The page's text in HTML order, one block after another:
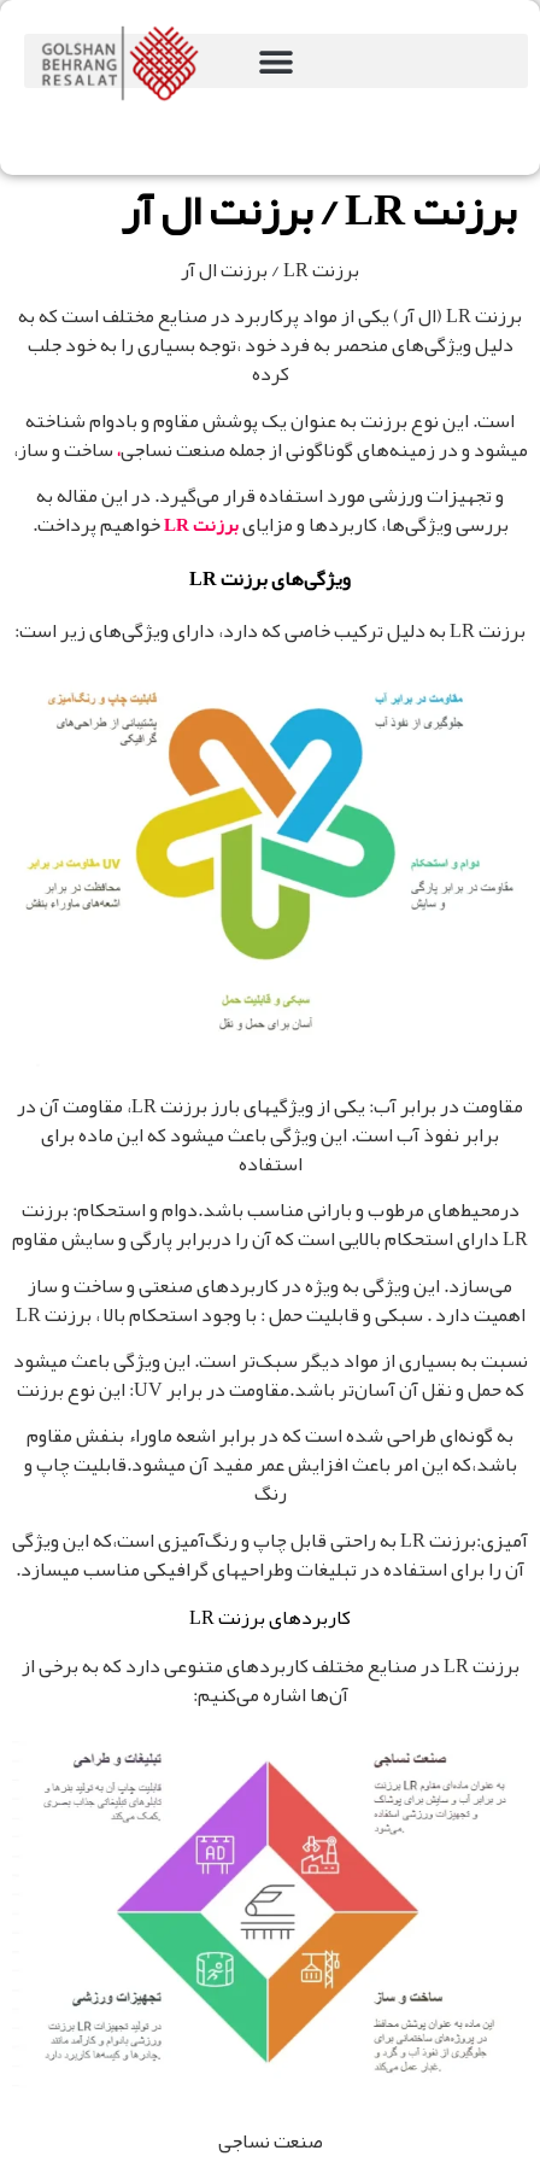
برزنت LR / برزنت ال آر
برزنت LR / برزنت ال آر
برزنت LR (ال آر) یکی از مواد پرکاربرد در صنایع مختلف است که به
دلیل ویژگی‌های منحصر به فرد خود ،توجه بسیاری را به خود جلب
کرده
است. این نوع برزنت به عنوان یک پوشش مقاوم و بادوام شناخته
میشود و در زمینه‌های گوناگونی از جمله صنعت نساجی،ساخت و ساز،
و تجهیزات ورزشی مورد استفاده قرار می‌گیرد. در این مقاله به
بررسی ویژگی‌ها، کاربردها و مزایایبرزنت LR
خواهیم پرداخت.
ویژگی‌های برزنت LR
برزنت LR به دلیل ترکیب خاصی که دارد، دارای ویژگی‌های زیر است:
مقاومت در برابر آب: یکی از ویژگیهای بارز برزنت LR، مقاومت آن در
برابر نفوذ آب است. این ویژگی باعث میشود که این ماده برای
استفاده
درمحیط‌های مرطوب و بارانی مناسب باشد.دوام و استحکام: برزنت
LR دارای استحکام بالایی است که آن را دربرابر پارگی و سایش مقاوم
می‌سازد. این ویژگی به ویژه در کاربردهای صنعتی و ساخت و ساز
اهمیت دارد .سبکی و قابلیت حمل : با وجود استحکام بالا ، برزنت LR
نسبت به بسیاری از مواد دیگر سبک‌تر است. این ویژگی باعث میشود
که حمل و نقل آن آسان‌تر باشد.مقاومت در برابر UV: این نوع برزنت
به گونه‌ای طراحی شده است که در برابر اشعه ماوراء بنفش مقاوم
باشد،که این امر باعث افزایش عمر مفید آن میشود.قابلیت چاپ و
رنگ‌
آمیزی:برزنت LR به راحتی قابل چاپ و رنگ‌آمیزی است،که این ویژگی
آن را برای استفاده در تبلیغات وطراحیهای گرافیکی مناسب میسازد.
کاربردهای برزنت LR
برزنت LR در صنایع مختلف کاربردهای متنوعی دارد که به برخی از
آن‌ها اشاره می‌کنیم:
صنعت نساجی